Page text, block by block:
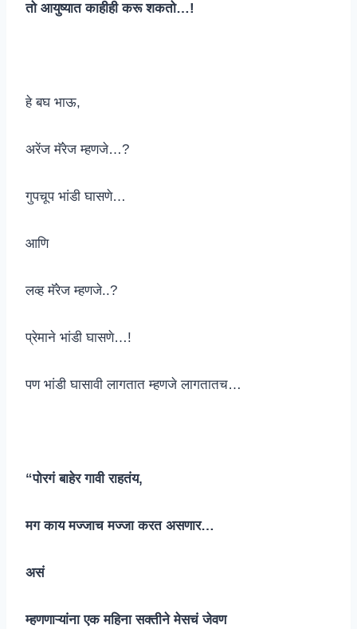
तो आयुष्यात काहीही करू शकतो…!
हे बघ भाऊ,
अरेंज मॅरेज म्हणजे…?
गुपचूप भांडी घासणे…
आणि
लव्ह मॅरेज म्हणजे..?
प्रेमाने भांडी घासणे…!
पण भांडी घासावी लागतात म्हणजे लागतातच…
“पोरगं बाहेर गावी राहतंय,
मग काय मज्जाच मज्जा करत असणार…
असं
म्हणणाऱ्यांना एक महिना सक्तीने मेसचं जेवण